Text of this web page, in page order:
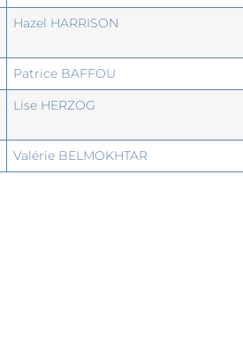
Hazel HARRISON
Patrice BAFFOU
Lise HERZOG
Valérie BELMOKHTAR